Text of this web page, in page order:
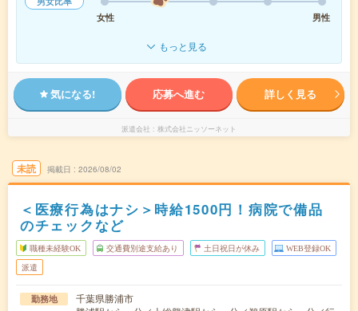
女性
男性
もっと見る
気になる! 応募へ進む 詳しく見る
派遣会社 株式会社ニッソーネット
未読 掲載日 2026/08/02
＜医療行為はナシ＞時給1500円！病院で備品
のチェックなど
職種未経験OK 交通費別途支給あり 土日祝日が休み WEB登録OK
派遣
勤務地
千葉県勝浦市